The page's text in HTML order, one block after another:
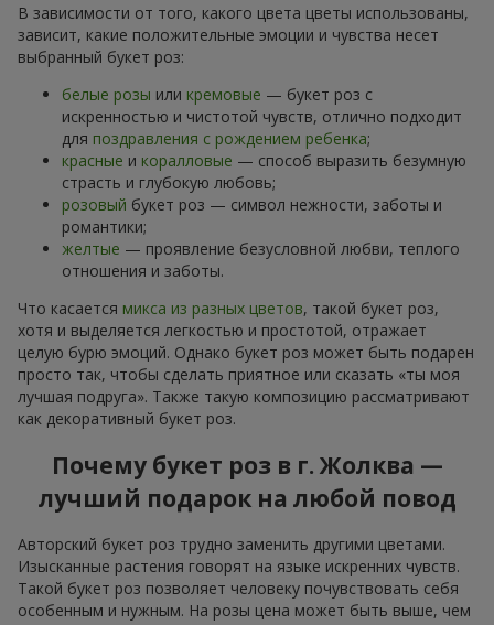
В зависимости от того, какого цвета цветы использованы,
зависит, какие положительные эмоции и чувства несет
выбранный букет роз:
белые розы или кремовые — букет роз с
искренностью и чистотой чувств, отлично подходит
для поздравления с рождением ребенка;
красные и коралловые — способ выразить безумную
страсть и глубокую любовь;
розовый букет роз — символ нежности, заботы и
романтики;
желтые — проявление безусловной любви, теплого
отношения и заботы.
Что касается микса из разных цветов, такой букет роз,
хотя и выделяется легкостью и простотой, отражает
целую бурю эмоций. Однако букет роз может быть подарен
просто так, чтобы сделать приятное или сказать «ты моя
лучшая подруга». Также такую композицию рассматривают
как декоративный букет роз.
Почему букет роз в г. Жолква —
лучший подарок на любой повод
Авторский букет роз трудно заменить другими цветами.
Изысканные растения говорят на языке искренних чувств.
Такой букет роз позволяет человеку почувствовать себя
особенным и нужным. На розы цена может быть выше, чем